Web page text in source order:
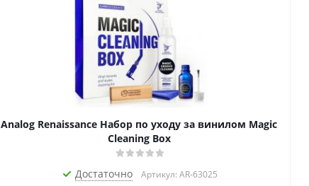
Analog Renaissance Набор по уходу за винилом Magic
Cleaning Box
Достаточно Артикул: AR-63025